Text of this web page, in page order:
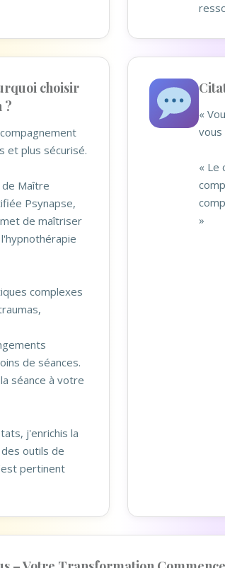
choisir
?
et plus sécurisé.
Maître
Psynapse,
de maîtriser
complexes
de séances.
séance à votre
j'enrichis la
outils de
pertinent
«
vous
« Le
»